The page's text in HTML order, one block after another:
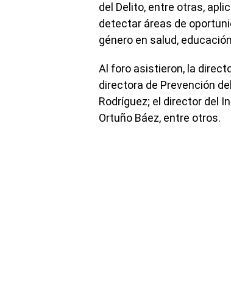
del Delito, entre otras,
detectar áreas de
género en salud,
Al foro asistieron, la
directora de Prevención
Rodríguez; el director del
Ortuño Báez, entre otros.